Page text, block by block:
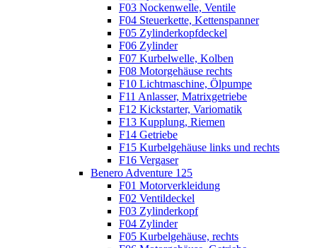
F03 Nockenwelle, Ventile
F04 Steuerkette, Kettenspanner
F05 Zylinderkopfdeckel
F06 Zylinder
F07 Kurbelwelle, Kolben
F08 Motorgehäuse rechts
F10 Lichtmaschine, Ölpumpe
F11 Anlasser, Matrixgetriebe
F12 Kickstarter, Variomatik
F13 Kupplung, Riemen
F14 Getriebe
F15 Kurbelgehäuse links und rechts
F16 Vergaser
Benero Adventure 125
F01 Motorverkleidung
F02 Ventildeckel
F03 Zylinderkopf
F04 Zylinder
F05 Kurbelgehäuse, rechts